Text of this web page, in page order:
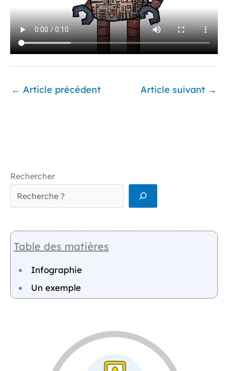
← Article précédent Article suivant →
Rechercher
Table des matières
Infographie
Un exemple